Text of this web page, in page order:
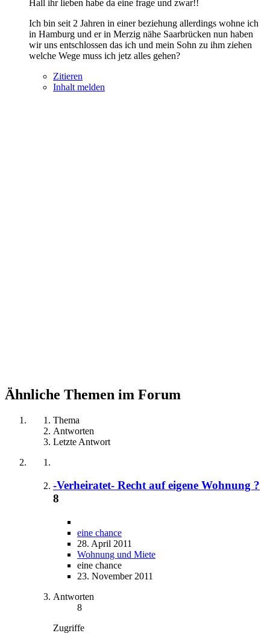
Hall ihr lieben habe da eine frage und zwar!!
Ich bin seit 2 Jahren in einer beziehung allerdings wohne ich
in Hamburg und er in Merzig nähe Saarbrücken nun haben
wir uns entschlossen das ich und mein Sohn zu ihm ziehen
welche Wege muss ich jetz alles gehen?
Zitieren
Inhalt melden
Ähnliche Themen im Forum
Thema
Antworten
Letzte Antwort
-Verheiratet- Recht auf eigene Wohnung ?
8
eine chance
28. April 2011
Wohnung und Miete
eine chance
23. November 2011
Antworten
8
Zugriffe